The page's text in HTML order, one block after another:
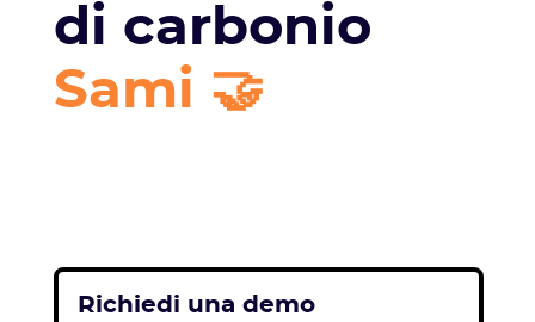
di carbonio
Sami 🤝
Richiedi una demo